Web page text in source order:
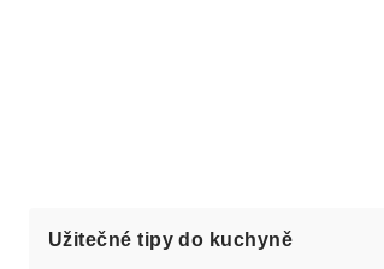
Užitečné tipy do kuchyně